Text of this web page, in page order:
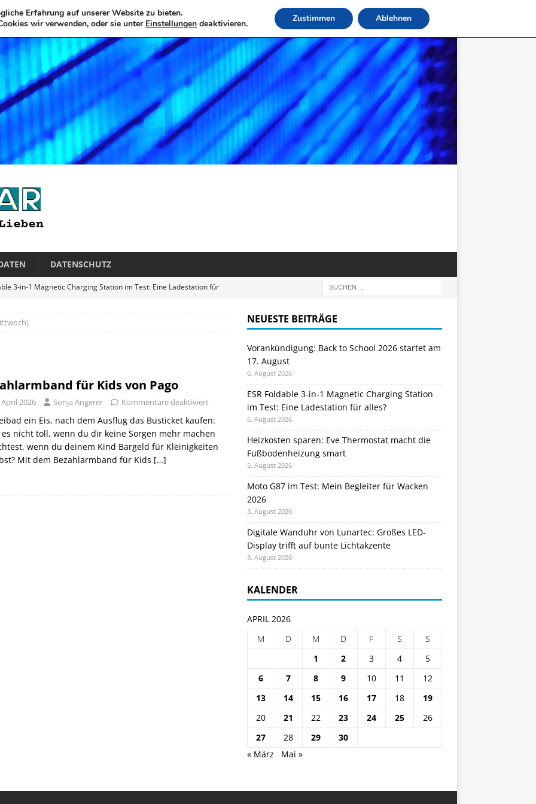
DATENSCHUTZ
3-in-1 Magnetic Charging Station im Test: Eine Ladestation für
sparen: Eve Thermostat macht die Fußbodenheizung smart
von Lunartec: Großes LED-Display trifft auf bunte
Back to School 2026 startet am 17. August ALLGEMEIN
für Kids von Pago
2026 Sonja Angerer Kommentare deaktiviert
ein Eis, nach dem Ausflug das Busticket kaufen:
es nicht toll, wenn du dir keine Sorgen mehr machen
wenn du deinem Kind Bargeld für Kleinigkeiten
Mit dem Bezahlarmband für Kids […]
NEUESTE BEITRÄGE
Vorankündigung: Back to School 2026 startet am
17. August
6. August 2026
ESR Foldable 3-in-1 Magnetic Charging Station
im Test: Eine Ladestation für alles?
6. August 2026
Heizkosten sparen: Eve Thermostat macht die
Fußbodenheizung smart
5. August 2026
Moto G87 im Test: Mein Begleiter für Wacken
2026
3. August 2026
Digitale Wanduhr von Lunartec: Großes LED-
Display trifft auf bunte Lichtakzente
3. August 2026
KALENDER
APRIL 2026
M
D M D F S
S
1
2 3 4
5
6
7 8 9 10 11
12
13
14 15 16 17 18
19
20
21 22 23 24 25
26
27
28 29
30
« März
Mai »
Erfahrung auf unserer Website zu bieten.
wir verwenden, oder sie unter Einstellungen deaktivieren. Zustimmen Ablehnen